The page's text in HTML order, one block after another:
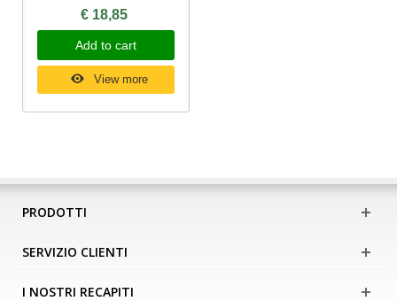
€ 18,85
Add to cart
View more
PRODOTTI
SERVIZIO CLIENTI
I NOSTRI RECAPITI